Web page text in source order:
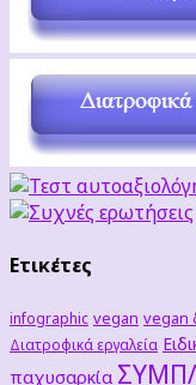
Ετικέτες
infographic vegan vegan
Διατροφικά εργαλεία
παχυσαρκία